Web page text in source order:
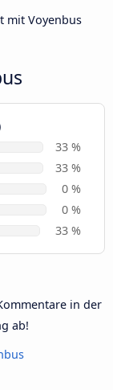
mit Voyenbus
33 %
33 %
0 %
0 %
33 %
in der
ab!